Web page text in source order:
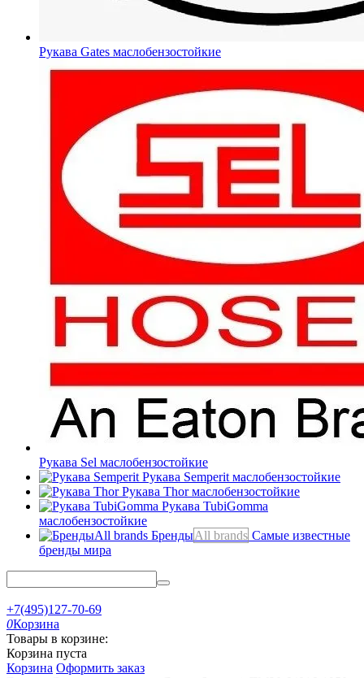
Рукава Gates маслобензостойкие
Рукава Sel маслобензостойкие
Рукава Semperit маслобензостойкие
Рукава Thorмаслобензостойкие
Рукава TubiGomma
маслобензостойкие
БрендыAll brands Самые известные
бренды мира
+7(495)127-70-69
0Корзина
Товары в корзине:
Корзина пуста
Корзина Оформить заказ